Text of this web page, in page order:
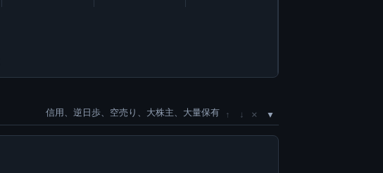
信用、逆日歩、空売り、大株主、大量保有 ↑ ↓ ×